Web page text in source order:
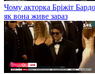
Чому акторка Бріжіт
як вона живе зараз